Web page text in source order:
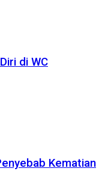
di WC
Kematian